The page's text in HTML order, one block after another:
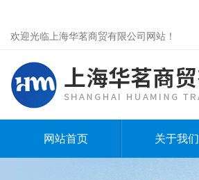
欢迎光临上海华茗商贸有限公司网站！
网站首页 关于我们